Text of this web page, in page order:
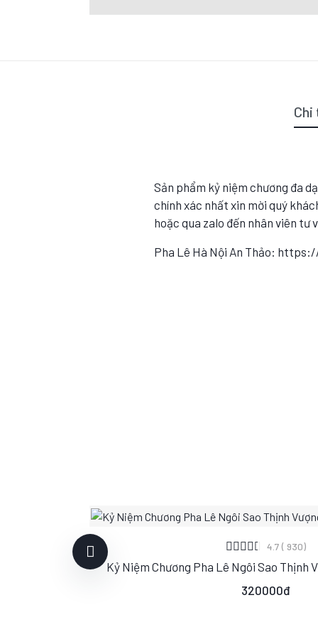
Sản phẩm kỷ niệm chương đa
chính xác nhất xin mời quý
hoặc qua zalo đến nhân viên tư
Pha Lê Hà Nội An Thảo:
XEM CHI TIẾT
S M L
4.7 ( 930)
Kỷ Niệm Chương Pha Lê Ngôi Sao Thịnh
320000đ